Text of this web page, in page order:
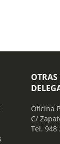
Oficina
C/
Tel. 948